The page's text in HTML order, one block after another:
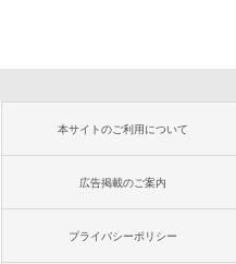
本サイトのご利用について
広告掲載のご案内
プライバシーポリシー